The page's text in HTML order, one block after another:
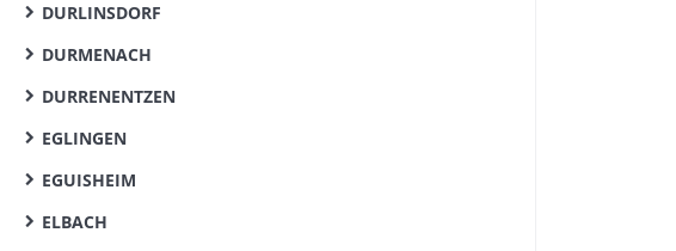
DURLINSDORF
DURMENACH
DURRENENTZEN
EGLINGEN
EGUISHEIM
ELBACH